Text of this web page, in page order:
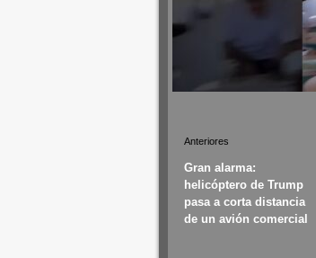
Anteriores
Gran alarma:
helicóptero de Trump
pasa a corta distancia
de un avión comercial